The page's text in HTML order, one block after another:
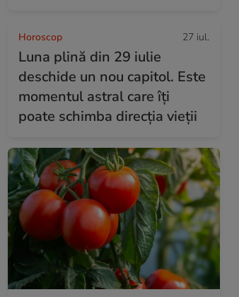
finish this fight.
the ground
Horoscop 27 iul.
Luna plină din 29 iulie
deschide un nou capitol. Este
momentul astral care îți
poate schimba direcția vieții